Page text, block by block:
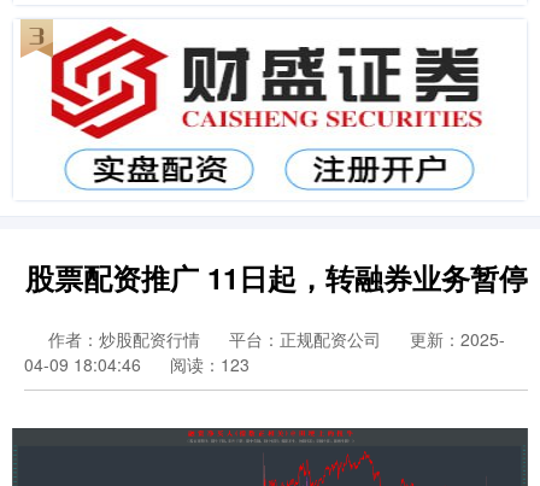
股票配资推广 11日起，转融券业务暂停
作者：炒股配资行情 平台：正规配资公司
更新：2025-
04-09 18:04:46
阅读：123